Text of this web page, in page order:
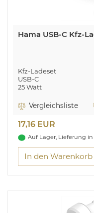
Hama USB-C Kfz-
Kfz-Ladeset
USB-C
25 Watt
Vergleichsliste
17,16 EUR
Auf Lager, Lieferung in
In den Warenkorb